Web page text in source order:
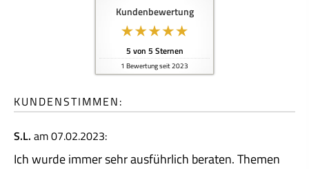
Kundenbewertung
5 von 5 Sternen
1 Bewertung seit 2023
KUNDENSTIMMEN:
S.L. am 07.02.2023:
Ich wurde immer sehr ausführlich beraten. Themen